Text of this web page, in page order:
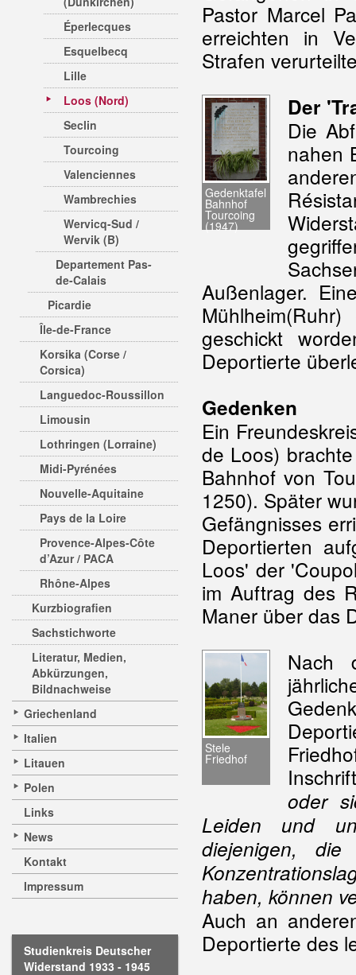
Éperlecques
Esquelbecq
Lille
Loos (Nord)
Seclin
Tourcoing
Valenciennes
Wambrechies
Wervicq-Sud /
Wervik (B)
Departement Pas-
de-Calais
Picardie
Île-de-France
Korsika (Corse /
Corsica)
Languedoc-Roussillon
Limousin
Lothringen (Lorraine)
Midi-Pyrénées
Nouvelle-Aquitaine
Pays de la Loire
Provence-Alpes-Côte
d’Azur / PACA
Rhône-Alpes
Kurzbiografien
Sachstichworte
Literatur, Medien,
Abkürzungen,
Bildnachweise
Griechenland
Italien
Litauen
Polen
Links
News
Kontakt
Impressum
Studienkreis Deutscher
Widerstand 1933 - 1945
Pastor Marcel
erreichten in
Strafen
Gedenktafel
Bahnhof
Tourcoing
(1947)
Der
Die
nahen
Außenlager.
geschickt
Deportierte
Gedenken
Ein
de Loos)
Bahnhof von
1250). Später
Gefängnisses
Deportierten
Loos' der
im Auftrag des
Maner über das
Stele
Friedhof
Nach
oder
Leiden und
diejenigen,
haben, können
Auch an
Deportierte des